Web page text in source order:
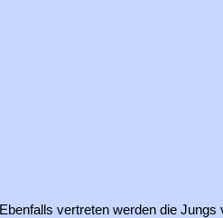
Ebenfalls vertreten werden die Jungs